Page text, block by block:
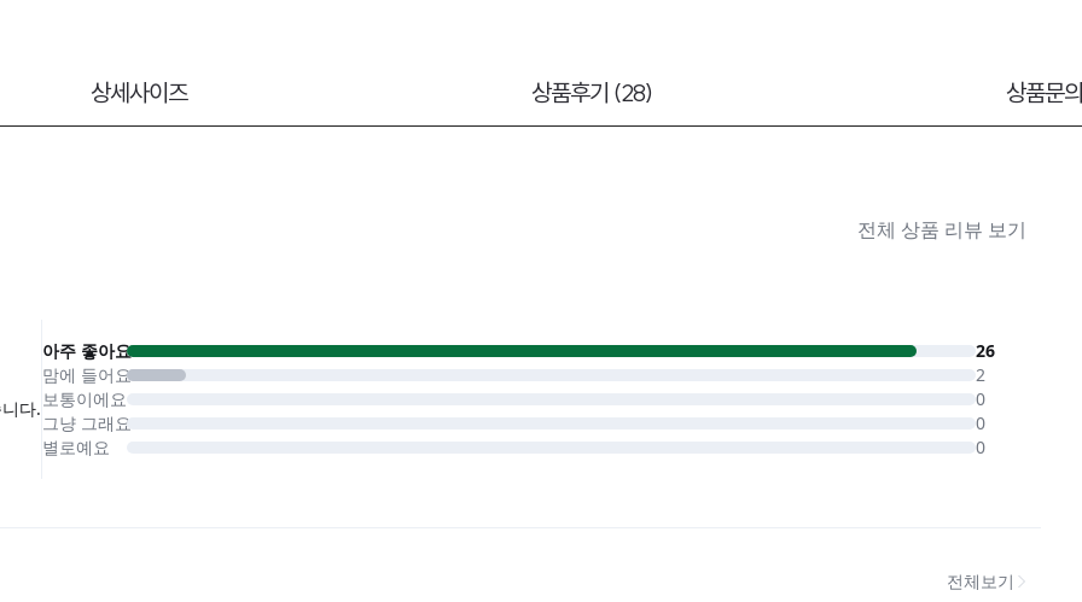
상세사이즈 상품후기 (28) 상품문의